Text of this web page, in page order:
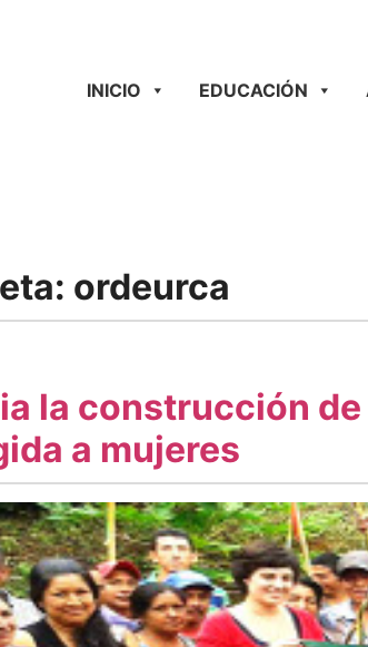
INICIO EDUCACIÓN
ordeurca
la construcción
a mujeres